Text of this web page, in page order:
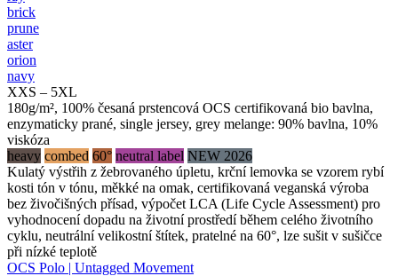
brick
prune
aster
orion
navy
XXS – 5XL
180g/m², 100% česaná prstencová OCS certifikovaná bio bavlna,
enzymaticky prané, single jersey, grey melange: 90% bavlna, 10%
viskóza
heavy combed 60° neutral label NEW 2026
Kulatý výstřih z žebrovaného úpletu, krční lemovka se vzorem rybí
kosti tón v tónu, měkké na omak, certifikovaná veganská výroba
bez živočišných přísad, výpočet LCA (Life Cycle Assessment) pro
vyhodnocení dopadu na životní prostředí během celého životního
cyklu, neutrální velikostní štítek, pratelné na 60°, lze sušit v sušičce
při nízké teplotě
OCS Polo | Untagged Movement